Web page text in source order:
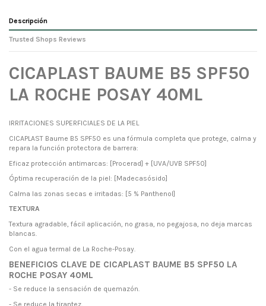
Descripción
Trusted Shops Reviews
CICAPLAST BAUME B5 SPF50
LA ROCHE POSAY 40ML
IRRITACIONES SUPERFICIALES DE LA PIEL
CICAPLAST Baume B5 SPF50 es una fórmula completa que protege, calma y
repara la función protectora de barrera:
Eficaz protección antimarcas: [Procerad] + [UVA/UVB SPF50]
Óptima recuperación de la piel: [Madecasósido]
Calma las zonas secas e irritadas: [5 % Panthenol]
TEXTURA
Textura agradable, fácil aplicación, no grasa, no pegajosa, no deja marcas
blancas.
Con el agua termal de La Roche-Posay.
BENEFICIOS CLAVE DE CICAPLAST BAUME B5 SPF50 LA
ROCHE POSAY 40ML
- Se reduce la sensación de quemazón.
- Se reduce la tirantez.